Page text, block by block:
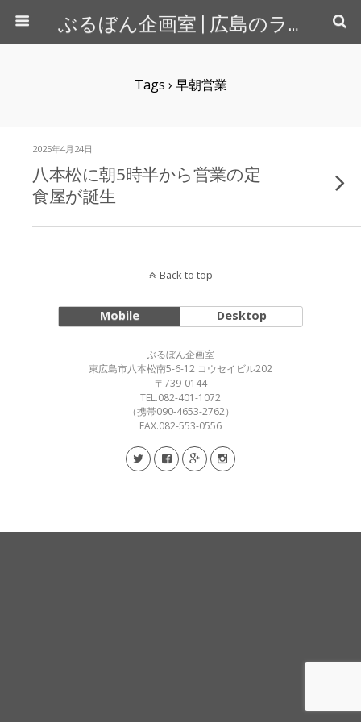
ぶるぼん企画室 | 広島のライター＆カメラマン
Tags › 早朝営業
2025年4月24日
八本松に朝5時半から営業の定
食屋が誕生
Back to top
Mobile Desktop
ぶるぼん企画室
東広島市八本松南5-6-12 コウセイビル202
〒739-0144
TEL.082-401-1072
（携帯090-4653-2762）
FAX.082-553-0556